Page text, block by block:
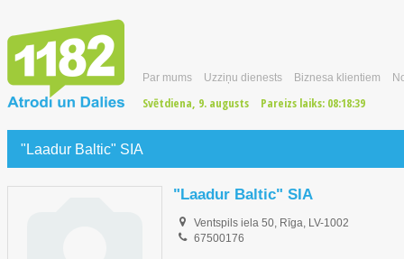
Par mums Uzziņu dienests Biznesa klientiem
Svētdiena, 9. augusts Pareizs laiks: 08:18:40
"Laadur Baltic" SIA
"Laadur Baltic" SIA
Ventspils iela 50, Rīga, LV-1002
67500176